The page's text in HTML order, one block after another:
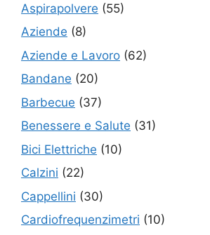
Aspirapolvere (55)
Aziende (8)
Aziende e Lavoro (62)
Bandane (20)
Barbecue (37)
Benessere e Salute (31)
Bici Elettriche (10)
Calzini (22)
Cappellini (30)
Cardiofrequenzimetri (10)